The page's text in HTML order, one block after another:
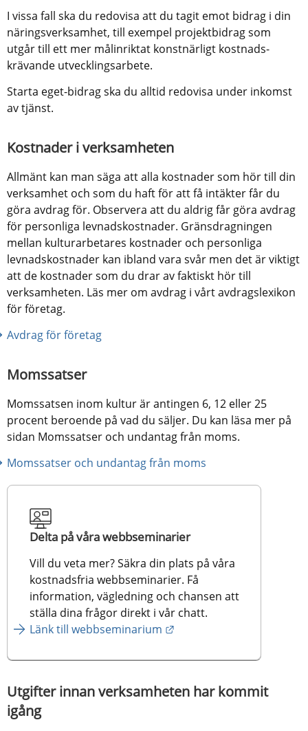
I vissa fall ska du redovisa att du tagit emot bidrag i din
näringsverksamhet, till exempel projektbidrag som
utgår till ett mer målinriktat konstnärligt kostnads­
krävande utvecklingsarbete.
Starta eget-bidrag ska du alltid redovisa under inkomst
av tjänst.
Kostnader i verksamheten
Allmänt kan man säga att alla kostnader som hör till din
verksamhet och som du haft för att få intäkter får du
göra avdrag för. Observera att du aldrig får göra avdrag
för personliga levnadskostnader. Gränsdragningen
mellan kulturarbetares kostnader och personliga
levnadskostnader kan ibland vara svår men det är viktigt
att de kostnader som du drar av faktiskt hör till
verksamheten. Läs mer om avdrag i vårt avdragslexikon
för företag.
Avdrag för företag
Momssatser
Momssatsen inom kultur är antingen 6, 12 eller 25
procent beroende på vad du säljer. Du kan läsa mer på
sidan Momssatser och undantag från moms.
Momssatser och undantag från moms
Delta på våra webbseminarier
Vill du veta mer? Säkra din plats på våra
kostnadsfria webbseminarier. Få
information, vägledning och chansen att
ställa dina frågor direkt i vår chatt.
Länk till webbseminarium
Utgifter innan verksamheten har kommit
igång